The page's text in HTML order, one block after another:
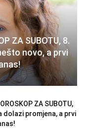
ZA SUBOTU, 8.
novo, a prvi
ZA SUBOTU,
dolazi promjena, a prvi